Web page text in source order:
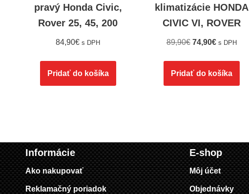
pravý Honda Civic,
Rover 25, 45, 200
84,90€ s DPH
Pridať do košíka
klimatizácie HONDA
CIVIC VI, ROVER
89,90€ 74,90€ s DPH
Pridať do košíka
Informácie
Ako nakupovať
Reklamačný poriadok
E-shop
Môj účet
Objednávky